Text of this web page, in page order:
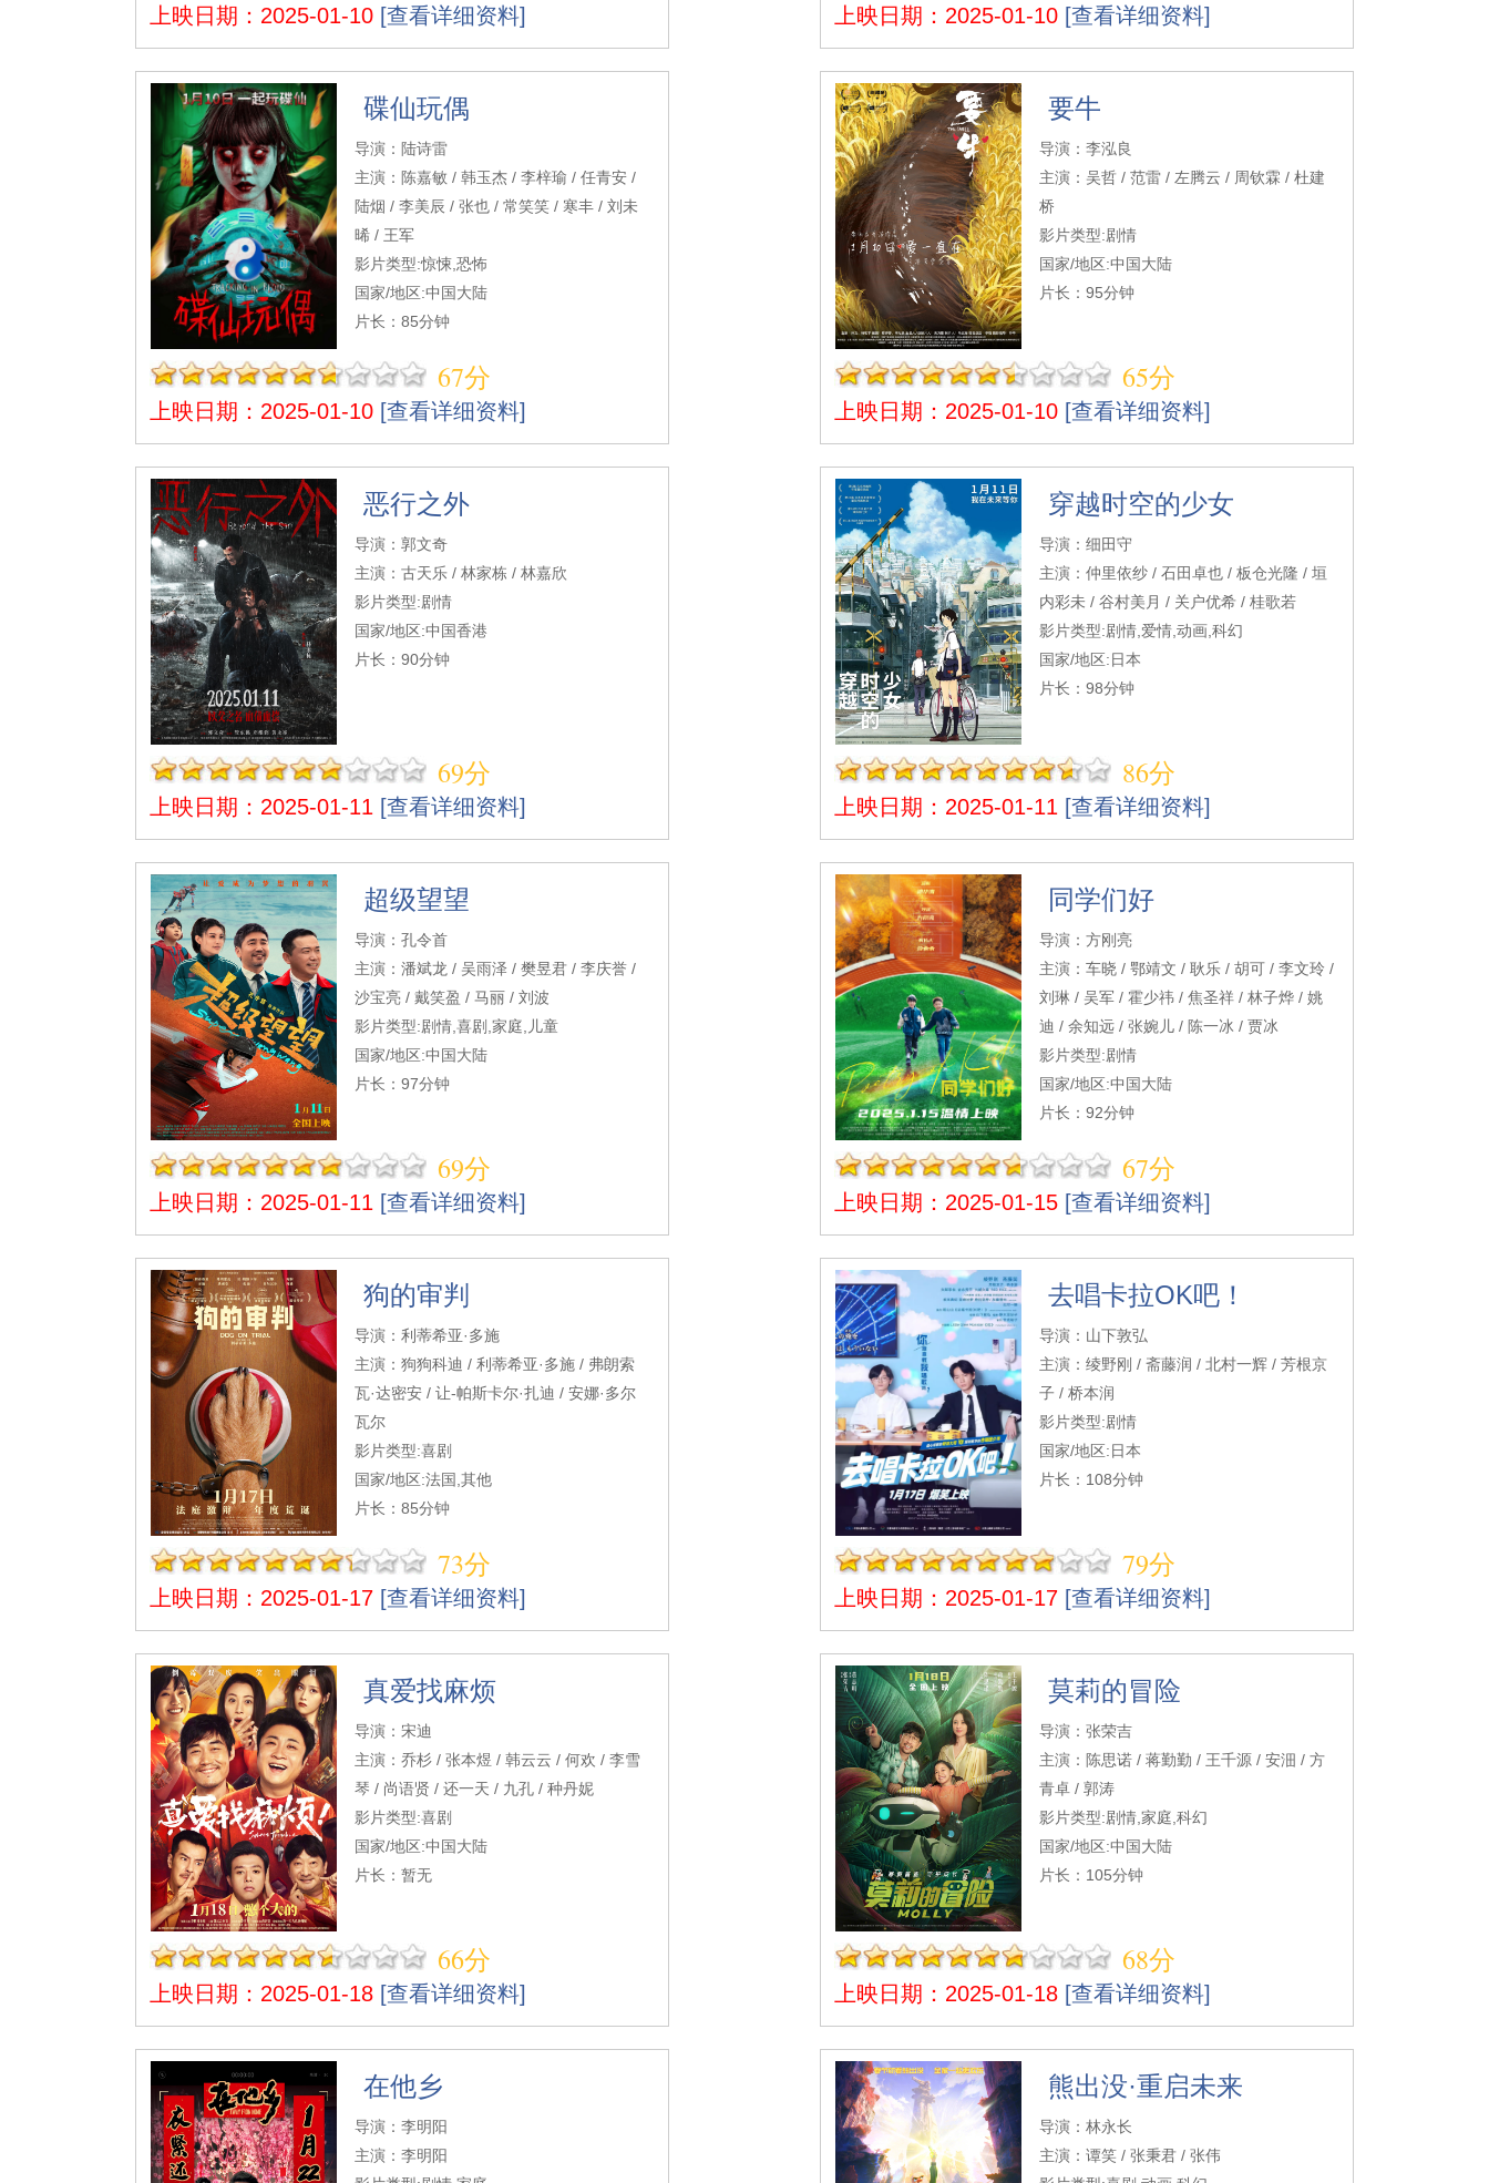
上映日期：2025-01-10 [查看详细资料] 上映日期：2025-01-10 [查看详细资料]
碟仙玩偶
导演：陆诗雷
主演：陈嘉敏 / 韩玉杰 / 李梓瑜 / 任青安 /
陆烟 / 李美辰 / 张也 / 常笑笑 / 寒丰 / 刘未
晞 / 王军
影片类型:惊悚,恐怖
国家/地区:中国大陆
片长：85分钟
67分
上映日期：2025-01-10 [查看详细资料]
要牛
导演：李泓良
主演：吴哲 / 范雷 / 左腾云 / 周钦霖 / 杜建
桥
影片类型:剧情
国家/地区:中国大陆
片长：95分钟
65分
上映日期：2025-01-10 [查看详细资料]
恶行之外
导演：郭文奇
主演：古天乐 / 林家栋 / 林嘉欣
影片类型:剧情
国家/地区:中国香港
片长：90分钟
69分
上映日期：2025-01-11 [查看详细资料]
穿越时空的少女
导演：细田守
主演：仲里依纱 / 石田卓也 / 板仓光隆 / 垣
内彩未 / 谷村美月 / 关户优希 / 桂歌若
影片类型:剧情,爱情,动画,科幻
国家/地区:日本
片长：98分钟
86分
上映日期：2025-01-11 [查看详细资料]
超级望望
导演：孔令首
主演：潘斌龙 / 吴雨泽 / 樊昱君 / 李庆誉 /
沙宝亮 / 戴笑盈 / 马丽 / 刘波
影片类型:剧情,喜剧,家庭,儿童
国家/地区:中国大陆
片长：97分钟
69分
上映日期：2025-01-11 [查看详细资料]
同学们好
导演：方刚亮
主演：车晓 / 鄂靖文 / 耿乐 / 胡可 / 李文玲 /
刘琳 / 吴军 / 霍少祎 / 焦圣祥 / 林子烨 / 姚
迪 / 余知远 / 张婉儿 / 陈一冰 / 贾冰
影片类型:剧情
国家/地区:中国大陆
片长：92分钟
67分
上映日期：2025-01-15 [查看详细资料]
狗的审判
导演：利蒂希亚·多施
主演：狗狗科迪 / 利蒂希亚·多施 / 弗朗索
瓦·达密安 / 让-帕斯卡尔·扎迪 / 安娜·多尔
瓦尔
影片类型:喜剧
国家/地区:法国,其他
片长：85分钟
73分
上映日期：2025-01-17 [查看详细资料]
去唱卡拉OK吧！
导演：山下敦弘
主演：绫野刚 / 斋藤润 / 北村一辉 / 芳根京
子 / 桥本润
影片类型:剧情
国家/地区:日本
片长：108分钟
79分
上映日期：2025-01-17 [查看详细资料]
真爱找麻烦
导演：宋迪
主演：乔杉 / 张本煜 / 韩云云 / 何欢 / 李雪
琴 / 尚语贤 / 还一天 / 九孔 / 种丹妮
影片类型:喜剧
国家/地区:中国大陆
片长：暂无
66分
上映日期：2025-01-18 [查看详细资料]
莫莉的冒险
导演：张荣吉
主演：陈思诺 / 蒋勤勤 / 王千源 / 安沺 / 方
青卓 / 郭涛
影片类型:剧情,家庭,科幻
国家/地区:中国大陆
片长：105分钟
68分
上映日期：2025-01-18 [查看详细资料]
在他乡
导演：李明阳
主演：李明阳
熊出没·重启未来
导演：林永长
主演：谭笑 / 张秉君 / 张伟